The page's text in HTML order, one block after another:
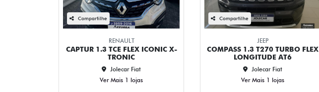
Compartilhe
RENAULT
CAPTUR 1.3 TCE FLEX ICONIC X-
TRONIC
Jolecar Fiat
Ver Mais 1 lojas
Compartilhe
JEEP
COMPASS 1.3 T270 TURBO FLEX
LONGITUDE AT6
Jolecar Fiat
Ver Mais 1 lojas